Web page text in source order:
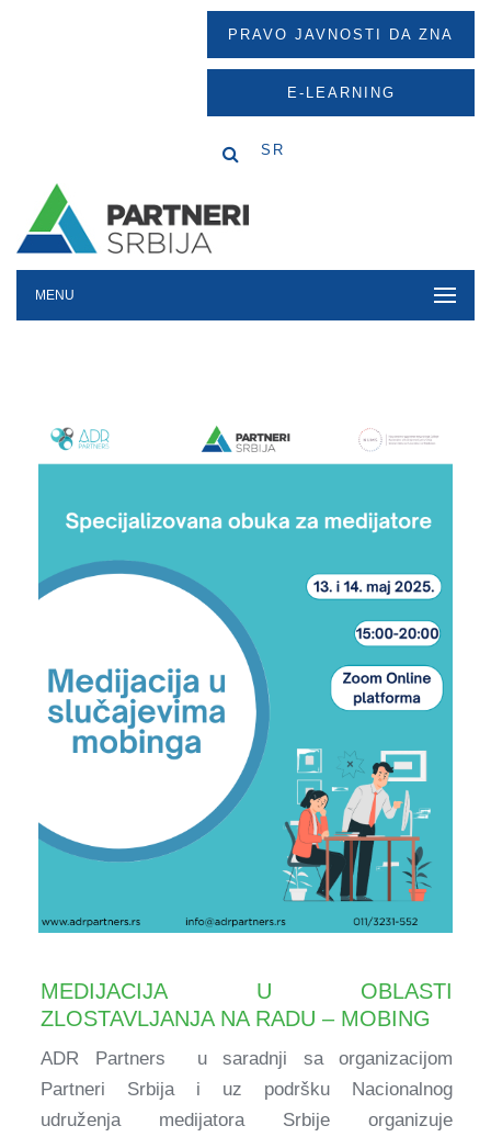
PRAVO JAVNOSTI DA ZNA
E-LEARNING
SR
MENU
MEDIJACIJA U OBLASTI
ZLOSTAVLJANJA NA RADU – MOBING
ADR Partners u saradnji sa organizacijom
Partneri Srbija i uz podršku Nacionalnog
udruženja medijatora Srbije organizuje